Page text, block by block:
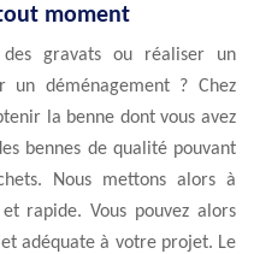
moment
des gravats ou réaliser un
déménagement ? Chez
la benne dont vous avez
bennes de qualité pouvant
Nous mettons alors à
rapide. Vous pouvez alors
adéquate à votre projet. Le